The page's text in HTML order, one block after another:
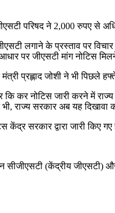
परिषद ने 2,000 रुपए
लगाने के प्रस्ताव पर
पर जीएसटी मांग नोटिस
प्रह्लाद जोशी ने भी
कर नोटिस जारी करने में राज्य
भी, राज्य सरकार अब यह
केंद्र सरकार द्वारा जारी किए
(केंद्रीय जीएसटी) और